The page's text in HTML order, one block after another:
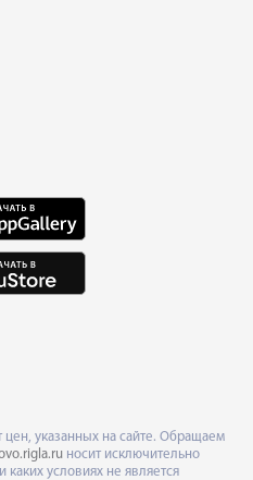
цен, указанных на сайте. Обращаем
носит исключительно
условиях не является